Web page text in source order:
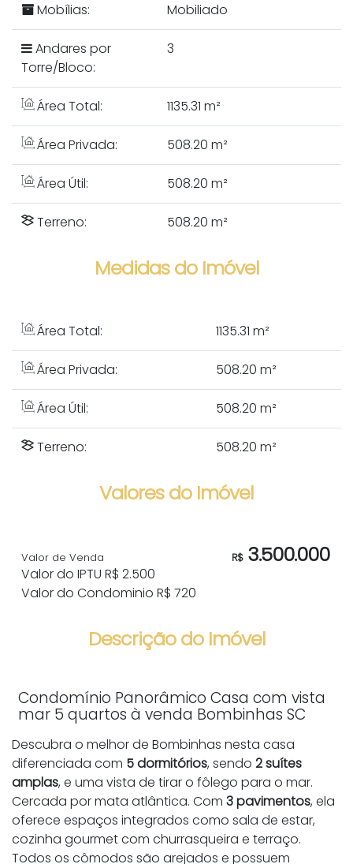
Mobílias: Mobiliado
Andares por
Torre/Bloco:
3
Área Total: 1135.31 m²
Área Privada: 508.20 m²
Área Útil: 508.20 m²
Terreno: 508.20 m²
Medidas do Imóvel
Área Total: 1135.31 m²
Área Privada: 508.20 m²
Área Útil: 508.20 m²
Terreno: 508.20 m²
Valores do Imóvel
R$3.500.000
Valor de Venda
Valor do IPTU R$ 2.500
Valor do Condominio R$ 720
Descrição do Imóvel
Condomínio Panorâmico Casa com vista
mar 5 quartos à venda Bombinhas SC
Descubra o melhor de Bombinhas nesta casa
diferenciada com 5 dormitórios, sendo 2 suítes
amplas, e uma vista de tirar o fôlego para o mar.
Cercada por mata atlântica. Com 3 pavimentos, ela
oferece espaços integrados como sala de estar,
cozinha gourmet com churrasqueira e terraço.
Todos os cômodos são arejados e possuem